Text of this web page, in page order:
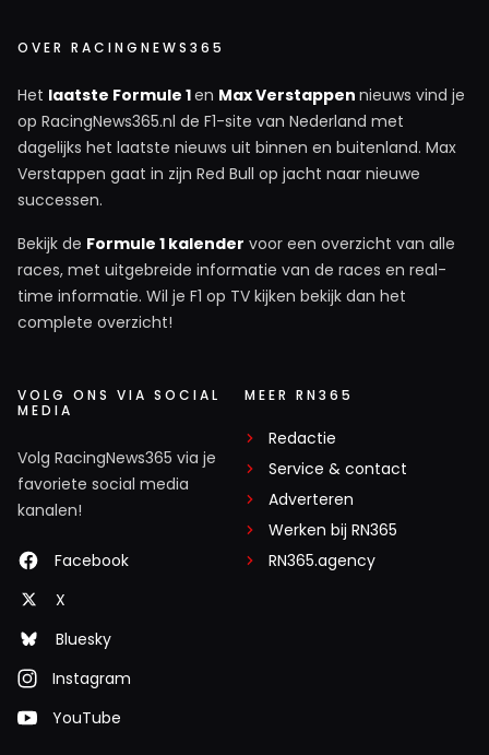
OVER RACINGNEWS365
Het laatste Formule 1en Max Verstappen nieuws vind je
op RacingNews365.nl de F1-site van Nederland met
dagelijks het laatste nieuws uit binnen en buitenland. Max
Verstappen gaat in zijn Red Bull op jacht naar nieuwe
successen.
Bekijk de Formule 1 kalender voor een overzicht van alle
races, met uitgebreide informatie van de races en real-
time informatie. Wil je F1 op TV kijken bekijk dan het
complete overzicht!
VOLG ONS VIA SOCIAL
MEDIA
Volg RacingNews365 via je
favoriete social media
kanalen!
Facebook
X
Bluesky
Instagram
YouTube
MEER RN365
Redactie
Service & contact
Adverteren
Werken bij RN365
RN365.agency